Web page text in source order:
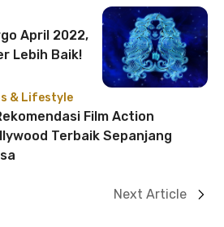
April 2022,
Lebih Baik!
& Lifestyle
Film Action
Terbaik Sepanjang
Next Article